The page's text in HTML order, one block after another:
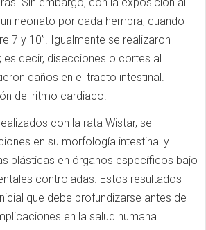
neonato por cada hembra, cuando
7 y 10”. Igualmente se realizaron
decir, disecciones o cortes al
daños en el tracto intestinal.
del ritmo cardiaco.
con la rata Wistar, se
en su morfología intestinal y
plásticas en órganos específicos bajo
controladas. Estos resultados
que debe profundizarse antes de
en la salud humana.